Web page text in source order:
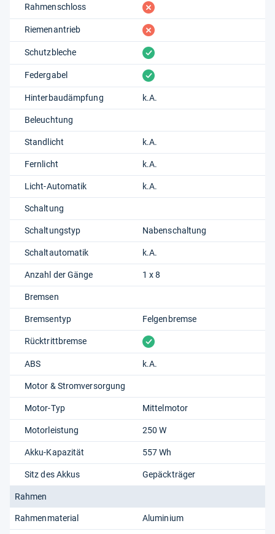
Rahmenschloss fehlt
Riemenantrieb fehlt
Schutzbleche vorhanden
Federgabel vorhanden
Hinterbaudämpfung k.A.
Beleuchtung
Standlicht k.A.
Fernlicht k.A.
Licht-Automatik k.A.
Schaltung
Schaltungstyp Nabenschaltung
Schaltautomatik k.A.
Anzahl der Gänge 1 x 8
Bremsen
Bremsentyp Felgenbremse
Rücktrittbremse vorhanden
ABS k.A.
Motor & Stromversorgung
Motor-Typ Mittelmotor
Motorleistung 250 W
Akku-Kapazität 557 Wh
Sitz des Akkus Gepäckträger
Rahmen
Rahmenmaterial Aluminium